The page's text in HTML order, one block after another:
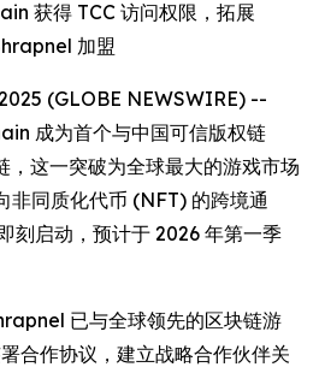
获得 TCC 访问权限，拓展
加盟
(GLOBE NEWSWIRE) --
成为首个与中国可信版权链
，这一突破为全球最大的游戏市场
非同质化代币 (NFT) 的跨境通
刻启动，预计于 2026 年第一季
已与全球领先的区块链游
合作协议，建立战略合作伙伴关